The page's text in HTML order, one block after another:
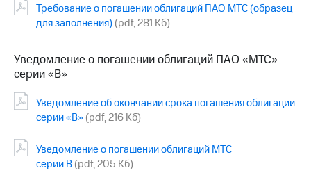
секретарь
Раскрытие
Информация
акционерам
Документы
"МТС"
Собрания
Личный
кабинет
акционера
Требование о погашении облигаций ПАО МТС (образец
для заполнения)(pdf, 281 Кб)
Уведомление о погашении облигаций ПАО «МТС»
серии «В»
Уведомление об окончании срока погашения облигации
серии «В» (pdf, 216 Кб)
Уведомление о погашении облигаций МТС
серии В(pdf, 205 Кб)